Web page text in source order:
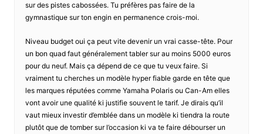
sur des pistes cabossées. Tu préfères pas faire de la
gymnastique sur ton engin en permanence crois-moi.
Niveau budget oui ça peut vite devenir un vrai casse-tête. Pour
un bon quad faut généralement tabler sur au moins 5000 euros
pour du neuf. Mais ça dépend de ce que tu veux faire. Si
vraiment tu cherches un modèle hyper fiable garde en tête que
les marques réputées comme Yamaha Polaris ou Can-Am elles
vont avoir une qualité ki justifie souvent le tarif. Je dirais qu’il
vaut mieux investir d’emblée dans un modèle ki tiendra la route
plutôt que de tomber sur l’occasion ki va te faire débourser un